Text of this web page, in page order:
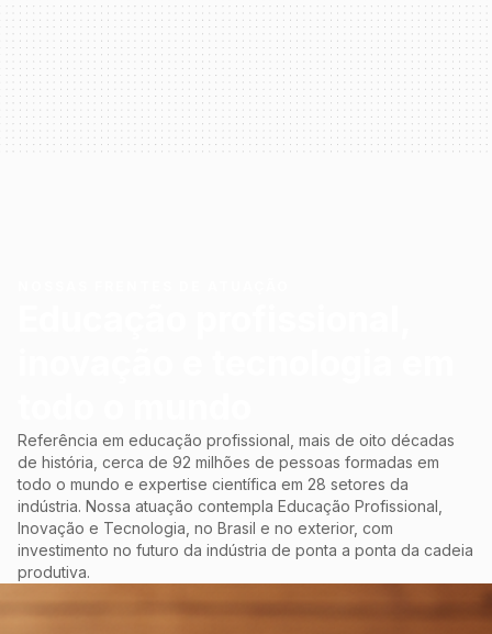
Referência em educação profissional, mais de oito décadas
de história, cerca de 92 milhões de pessoas formadas em
todo o mundo e expertise científica em 28 setores da
indústria. Nossa atuação contempla Educação Profissional,
Inovação e Tecnologia, no Brasil e no exterior, com
investimento no futuro da indústria de ponta a ponta da cadeia
produtiva.